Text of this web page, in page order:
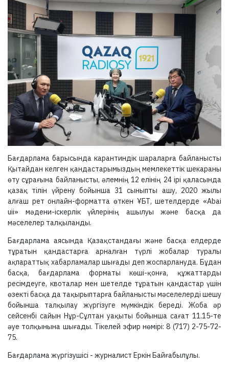
Бағдарлама барысында карантиндік шараларға байланысты
Қытайдан келген қандастарымыздың мемлекеттік шекараны
өту сұрағына байланысты, әлемнің 12 елінің 24 ірі қаласында
қазақ тілін үйрену бойынша 31 сыныпты ашу, 2020 жылы
алғаш рет онлайн-форматта өткен ҰБТ, шетелдерде «Abai
uii» мәдени-іскерлік үйлерінің ашылуы және басқа да
мәселелер талқыланды.
Бағдарлама аясында Қазақстандағы және басқа елдерде
тұратын қандастарға арналған түрлі жобалар туралы
ақпараттық хабарламалар шығады деп жоспарлануда. Бұдан
басқа, бағдарлама форматы көші-қонға, құжаттарды
ресімдеуге, квоталар мен шетелде тұратын қандастар үшін
өзекті басқа да тақырыптарға байланысты мәселелерді шешу
бойынша талқылау жүргізуге мүмкіндік береді. Жоба әр
сейсенбі сайын Нұр-Сұлтан уақыты бойынша сағат 11.15-те
әуе толқынына шығады. Тікелей эфир нөмірі: 8 (717) 2-75-72-
75.
Бағдарлама жүргізушісі - журналист Еркін Байғабылұлы.